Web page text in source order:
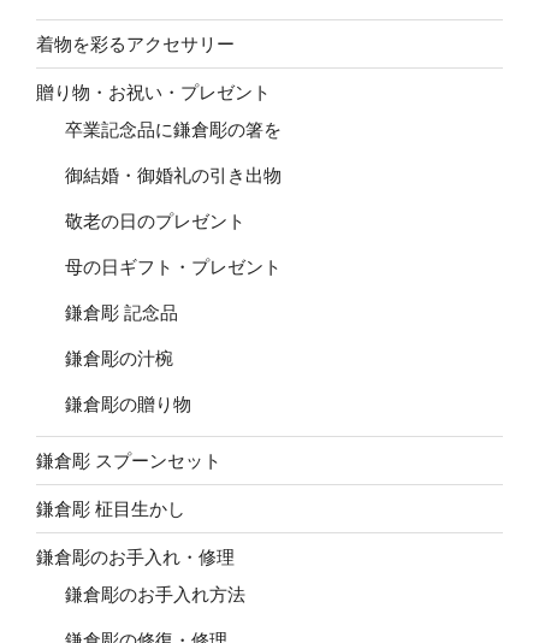
着物を彩るアクセサリー
贈り物・お祝い・プレゼント
卒業記念品に鎌倉彫の箸を
御結婚・御婚礼の引き出物
敬老の日のプレゼント
母の日ギフト・プレゼント
鎌倉彫 記念品
鎌倉彫の汁椀
鎌倉彫の贈り物
鎌倉彫 スプーンセット
鎌倉彫 柾目生かし
鎌倉彫のお手入れ・修理
鎌倉彫のお手入れ方法